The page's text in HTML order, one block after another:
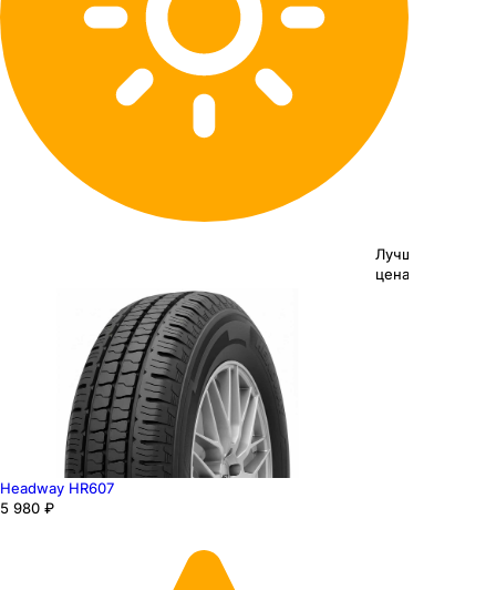
Лучшая
цена
Headway HR607
5 980 ₽